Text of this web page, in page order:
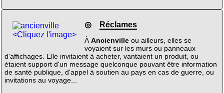
<Cliquez l'image>
◎ Réclames
À Ancienvilleou ailleurs, elles se
voyaient sur les murs ou panneaux
d'affichages. Elle invitaient à acheter, vantaient un produit, ou
étaient support d'un message quelconque pouvant être information
de santé publique, d'appel à soutien au pays en cas de guerre, ou
invitations au voyage...